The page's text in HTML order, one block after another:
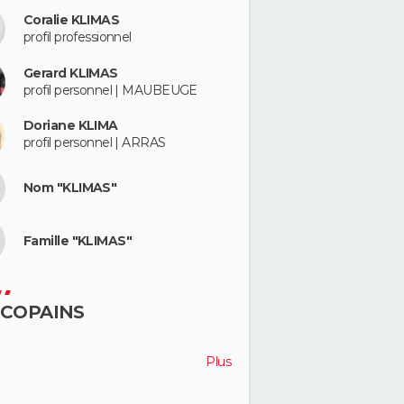
Coralie KLIMAS
profil professionnel
Gerard KLIMAS
profil personnel | MAUBEUGE
Doriane KLIMA
profil personnel | ARRAS
Nom "KLIMAS"
Famille "KLIMAS"
Plus